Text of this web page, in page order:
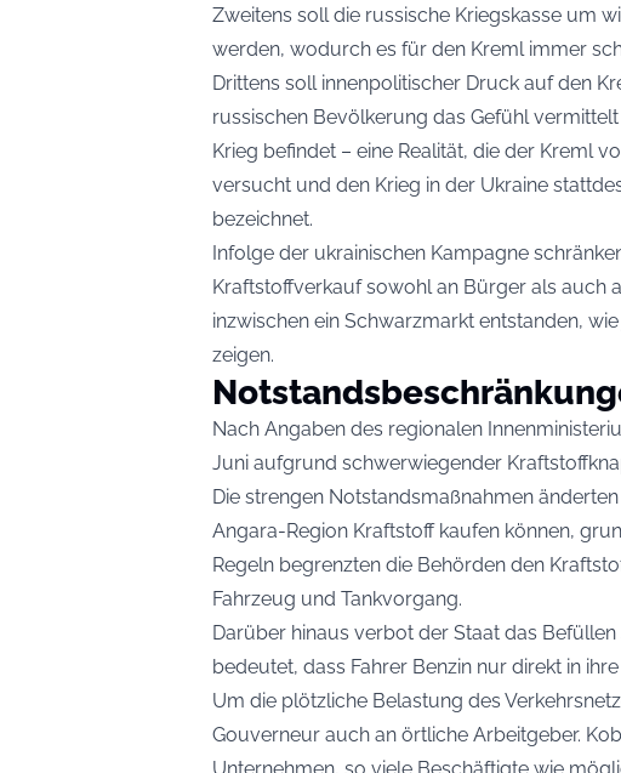
Zweitens soll die russische Kriegskasse um
werden, wodurch es für den Kreml immer
Drittens soll innenpolitischer Druck auf den
russischen Bevölkerung das Gefühl
Krieg befindet – eine Realität, die der Kreml
versucht und den Krieg in der Ukraine
bezeichnet.
Infolge der ukrainischen Kampagne
Kraftstoffverkauf sowohl an Bürger als auch
inzwischen ein Schwarzmarkt entstanden,
zeigen.
Nach Angaben des regionalen
Juni aufgrund schwerwiegender
Die strengen Notstandsmaßnahmen
Angara-Region Kraftstoff kaufen können,
Regeln begrenzten die Behörden den
Fahrzeug und Tankvorgang.
Darüber hinaus verbot der Staat das
bedeutet, dass Fahrer Benzin nur direkt in
Um die plötzliche Belastung des
Gouverneur auch an örtliche Arbeitgeber.